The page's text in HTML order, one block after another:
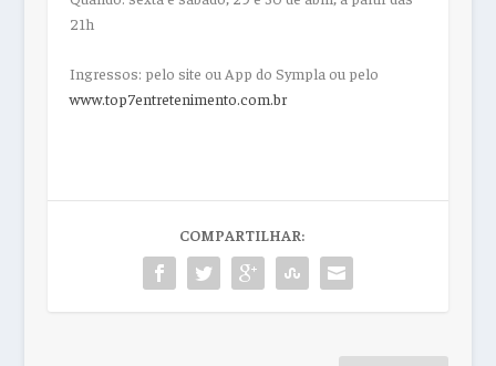
21h
Ingressos: pelo site ou App do Sympla ou pelo
www.top7entretenimento.com.br
COMPARTILHAR: